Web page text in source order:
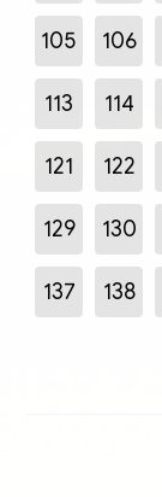
105 106
113 114
121 122
129 130
137 138